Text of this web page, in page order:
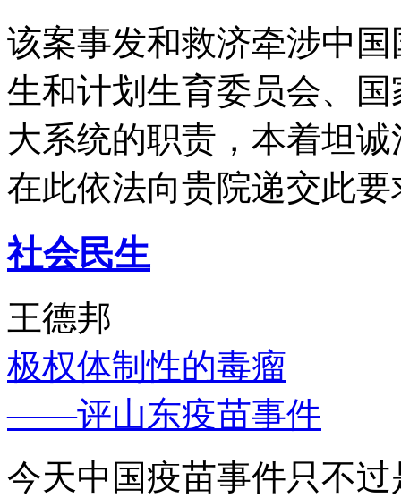
该案事发和救济牵涉中
生和计划生育委员会、
大系统的职责，本着坦
在此依法向贵院递交此要
社会民生
王德邦
极权体制性的毒瘤
——评山东疫苗事件
今天中国疫苗事件只不